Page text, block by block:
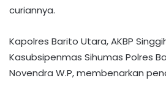
curiannya.
Kapolres Barito Utara, AKBP
Kasubsipenmas Sihumas Polres
Novendra W.P, membenarkan